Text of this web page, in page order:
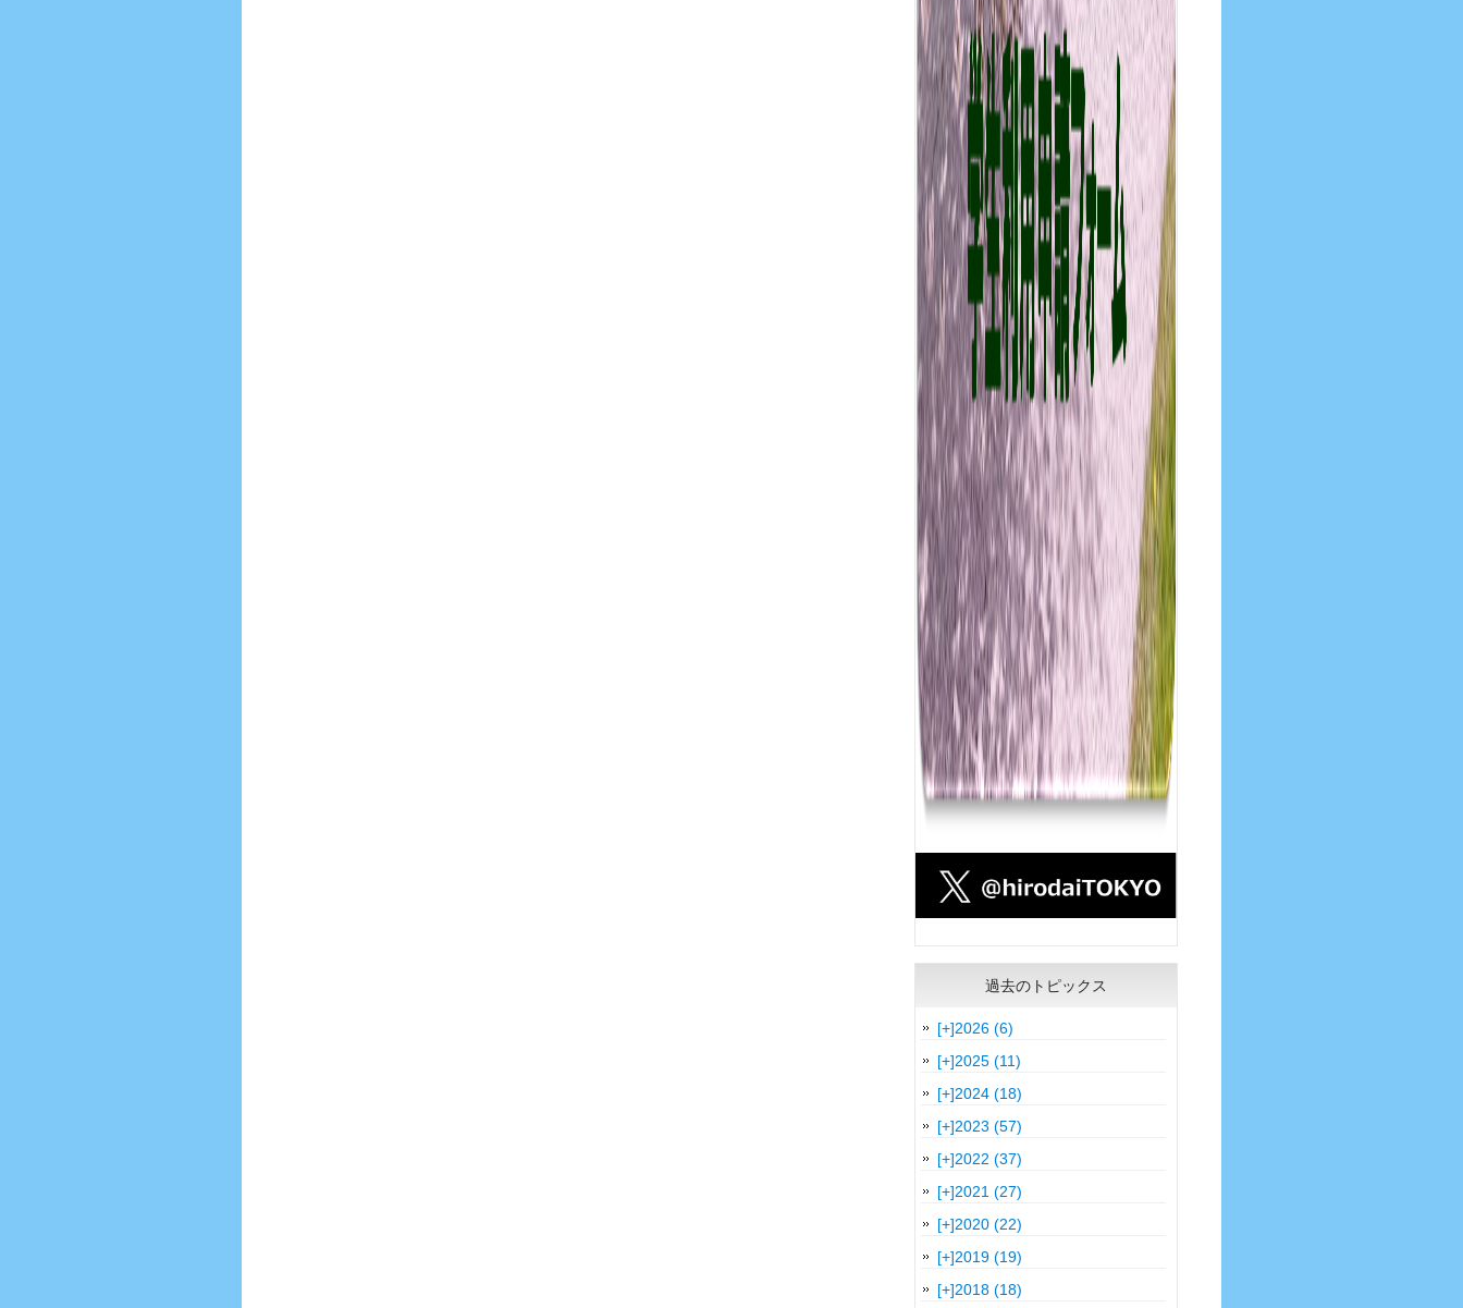
過去のトピックス
[+]2026 (6)
[+]2025 (11)
[+]2024 (18)
[+]2023 (57)
[+]2022 (37)
[+]2021 (27)
[+]2020 (22)
[+]2019 (19)
[+]2018 (18)